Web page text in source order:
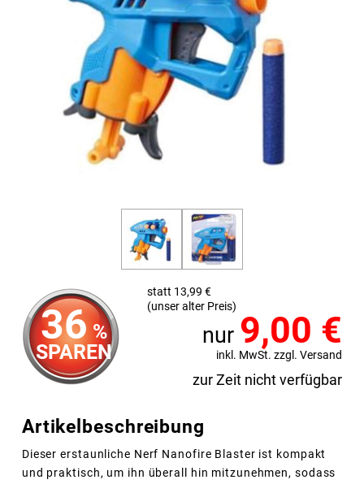
36 %
SPAREN
statt 13,99 €
(unser alter Preis)
nur 9,00 €
inkl. MwSt. zzgl. Versand
zur Zeit nicht verfügbar
Artikelbeschreibung
Dieser erstaunliche Nerf Nanofire Blaster ist kompakt
und praktisch, um ihn überall hin mitzunehmen, sodass